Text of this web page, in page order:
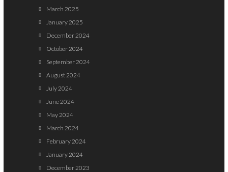
March 2025
January 2025
December 2024
October 2024
September 2024
August 2024
July 2024
June 2024
May 2024
March 2024
February 2024
January 2024
December 2023